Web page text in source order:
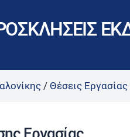
/ Θέσεις
Εργασίας